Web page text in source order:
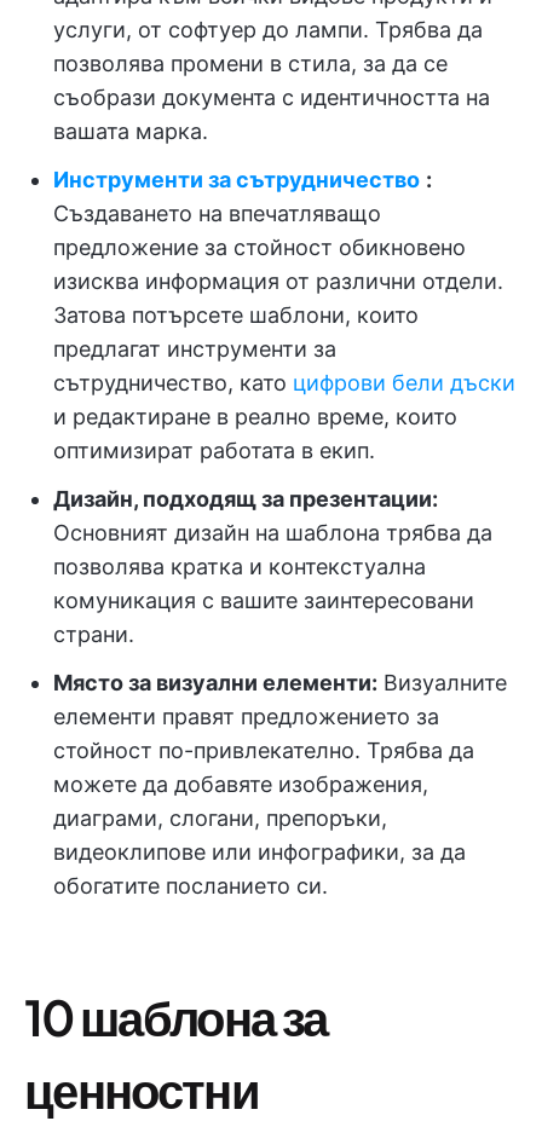
услуги, от софтуер до лампи. Трябва да
позволява промени в стила, за да се
съобрази документа с идентичността на
вашата марка.
Инструменти за сътрудничество :
Създаването на впечатляващо
предложение за стойност обикновено
изисква информация от различни отдели.
Затова потърсете шаблони, които
предлагат инструменти за
сътрудничество, като цифрови бели дъски
и редактиране в реално време, които
оптимизират работата в екип.
Дизайн, подходящ за презентации:
Основният дизайн на шаблона трябва да
позволява кратка и контекстуална
комуникация с вашите заинтересовани
страни.
Място за визуални елементи: Визуалните
елементи правят предложението за
стойност по-привлекателно. Трябва да
можете да добавяте изображения,
диаграми, слогани, препоръки,
видеоклипове или инфографики, за да
обогатите посланието си.
10 шаблона за
ценностни